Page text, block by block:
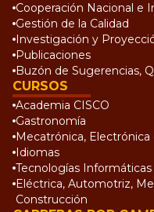
Cooperación Nacional e
Gestión de la Calidad
Investigación y
Publicaciones
Buzón de Sugerencias,
CURSOS
Academia CISCO
Gastronomía
Mecatrónica, Electrónica
Idiomas
Tecnologías Informáticas
Eléctrica, Automotriz,
Construcción